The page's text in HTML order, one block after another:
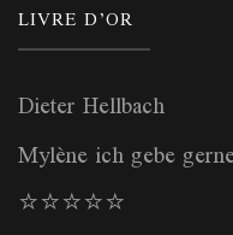
LIVRE D’OR
Dieter Hellbach
Mylène ich gebe
⭐️⭐️⭐️⭐️⭐️